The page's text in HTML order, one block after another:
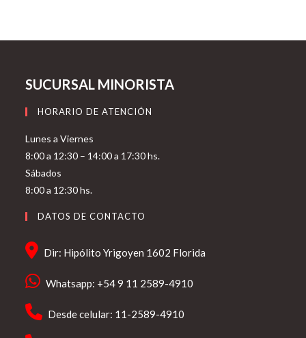
SUCURSAL MINORISTA
HORARIO DE ATENCIÓN
Lunes a Viernes
8:00 a 12:30 – 14:00 a 17:30 hs.
Sábados
8:00 a 12:30 hs.
DATOS DE CONTACTO
Dir: Hipólito Yrigoyen 1602 Florida
Whatsapp: +54 9 11 2589-4910
Desde celular: 11-2589-4910